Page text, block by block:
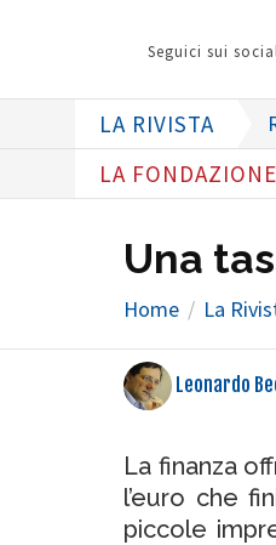
Seguici sui
LA RIVISTA
LA
Una
Home La
Leonardo
La finanza
l’euro che
piccole